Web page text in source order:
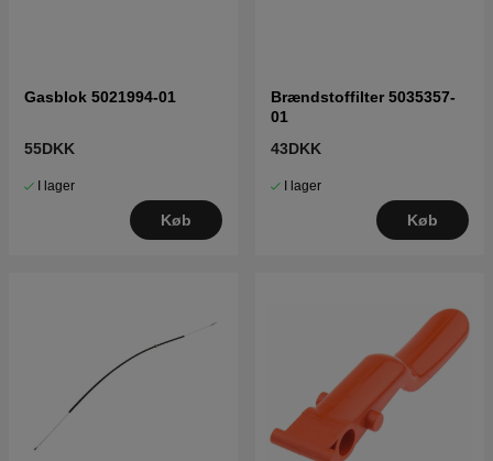
Gasblok 5021994-01
55DKK
I lager
Køb
Brændstoffilter 5035357-
01
43DKK
I lager
Køb